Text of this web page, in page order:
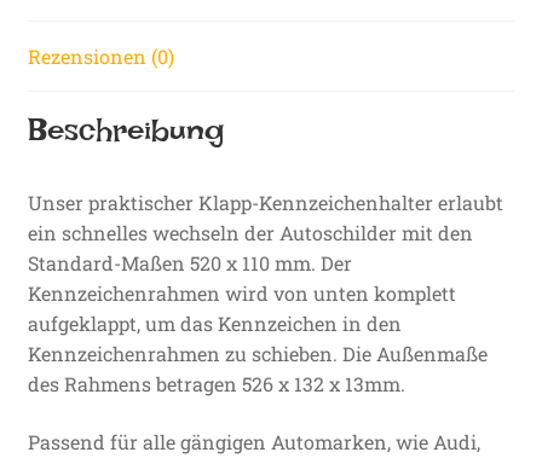
Rezensionen (0)
Beschreibung
Unser praktischer Klapp-Kennzeichenhalter erlaubt
ein schnelles wechseln der Autoschilder mit den
Standard-Maßen 520 x 110 mm. Der
Kennzeichenrahmen wird von unten komplett
aufgeklappt, um das Kennzeichen in den
Kennzeichenrahmen zu schieben. Die Außenmaße
des Rahmens betragen 526 x 132 x 13mm.
Passend für alle gängigen Automarken, wie Audi,